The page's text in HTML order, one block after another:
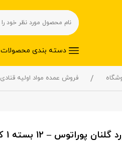
دسته بندی محصولات
فروش عمده مواد اولیه قنادی
– 12 بسته 1 کیلویی در کارتن عمده